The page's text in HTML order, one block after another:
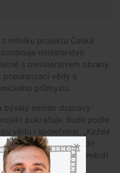
milníku projektu Česká
ministerstvo
s ministerstvem obrany.
vědy s
průmyslu.
bývalý ministr dopravy
pokračuje. Bude podle
vědu i společnost. „Každá
technologií, do
České republice sedmkrát